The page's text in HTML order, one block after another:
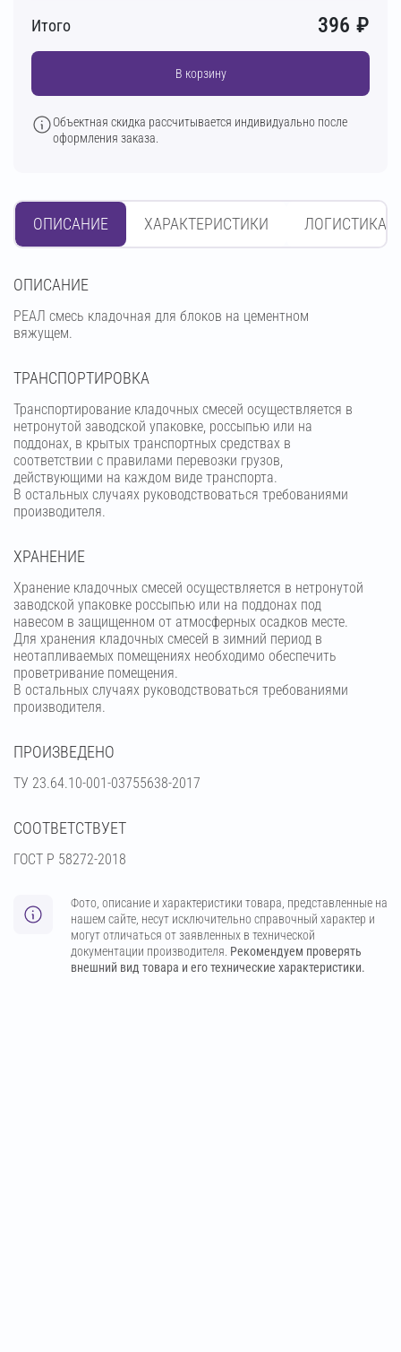
Итого
396 ₽
В корзину
Объектная скидка рассчитывается индивидуально после
оформления заказа.
ОПИСАНИЕ ХАРАКТЕРИСТИКИ ЛОГИСТИКА
OПИСАНИЕ
РЕАЛ смесь кладочная для блоков на цементном
вяжущем.
ТРАНСПОРТИРОВКА
Транспортирование кладочных смесей осуществляется в
нетронутой заводской упаковке, россыпью или на
поддонах, в крытых транспортных средствах в
соответствии с правилами перевозки грузов,
действующими на каждом виде транспорта.
В остальных случаях руководствоваться требованиями
производителя.
ХРАНЕНИЕ
Хранение кладочных смесей осуществляется в нетронутой
заводской упаковке россыпью или на поддонах под
навесом в защищенном от атмосферных осадков месте.
Для хранения кладочных смесей в зимний период в
неотапливаемых помещениях необходимо обеспечить
проветривание помещения.
В остальных случаях руководствоваться требованиями
производителя.
ПРОИЗВЕДЕНО
ТУ 23.64.10-001-03755638-2017
СООТВЕТСТВУЕТ
ГОСТ Р 58272-2018
Фото, описание и характеристики товара, представленные на
нашем сайте, несут исключительно справочный характер и
могут отличаться от заявленных в технической
документации производителя. Рекомендуем проверять
внешний вид товара и его технические характеристики.